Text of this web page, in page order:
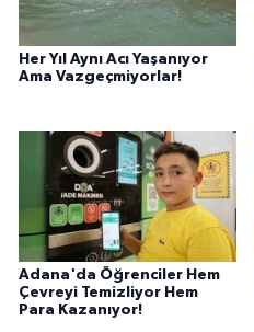
Her Yıl Aynı Acı Yaşanıyor
Ama Vazgeçmiyorlar!
Adana'da Öğrenciler Hem
Çevreyi Temizliyor Hem
Para Kazanıyor!